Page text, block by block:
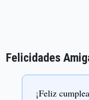
Felicidades
¡Feliz